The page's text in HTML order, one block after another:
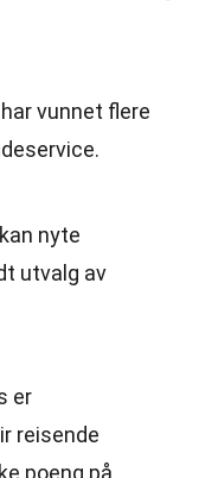
vunnet flere
nyte
utvalg av
er
reisende
poeng på